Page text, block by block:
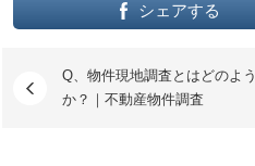
シェアする
Q、物件現地調査とはどのよ
か？｜不動産物件調査